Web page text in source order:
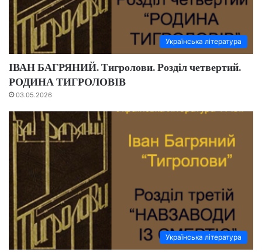
Українська література
ІВАН БАГРЯНИЙ. Тигролови. Розділ четвертий.
РОДИНА ТИГРОЛОВІВ
03.05.2026
Українська література